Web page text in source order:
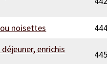
noisettes
444
enrichis
445